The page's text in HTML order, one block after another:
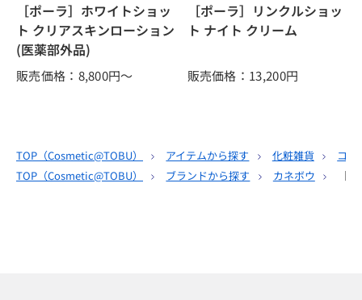
［ポーラ］ホワイトショッ
ト クリアスキンローション
(医薬部外品)
販売価格：8,800円～
［ポーラ］リンクルショッ
ト ナイト クリーム
販売価格：13,200円
TOP（Cosmetic@TOBU） アイテムから探す 化粧雑貨
コ
TOP（Cosmetic@TOBU） ブランドから探す カネボウ ［